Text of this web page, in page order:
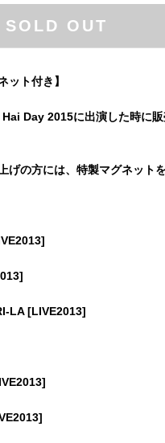
SOLD OUT
ット付き】
Day 2015に出演した時に
げの方には、特製マグネット
LA [LIVE2013]